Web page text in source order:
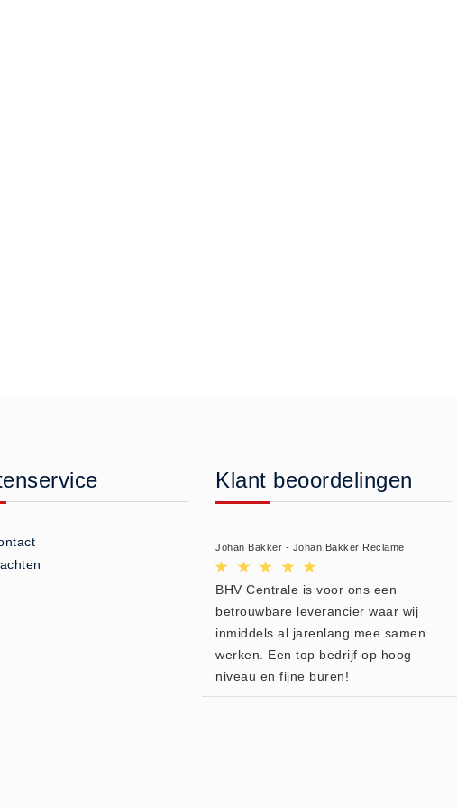
Klant beoordelingen
Johan Bakker - Johan Bakker Reclame
BHV Centrale is voor ons een
betrouwbare leverancier waar wij
inmiddels al jarenlang mee samen
werken. Een top bedrijf op hoog
niveau en fijne buren!